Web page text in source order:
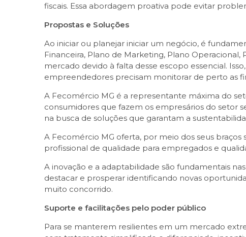
fiscais. Essa abordagem proativa pode evitar
Propostas e Soluções
Ao iniciar ou planejar iniciar um negócio, é
Financeira, Plano de Marketing, Plano
mercado devido à falta desse escopo essencial.
empreendedores precisam monitorar de perto as
A Fecomércio MG é a representante máxima do
consumidores que fazem os empresários do setor
na busca de soluções que garantam a
A Fecomércio MG oferta, por meio dos seus braços
profissional de qualidade para empregados e
A inovação e a adaptabilidade são fundamentais
destacar e prosperar identificando novas
muito concorrido.
Suporte e facilitações pelo poder público
Para se manterem resilientes em um mercado